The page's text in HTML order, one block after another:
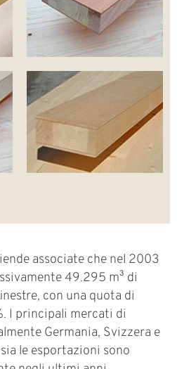
associate che nel 2003
49.295 m³ di
con una quota di
I principali mercati di
Germania, Svizzera e
le esportazioni sono